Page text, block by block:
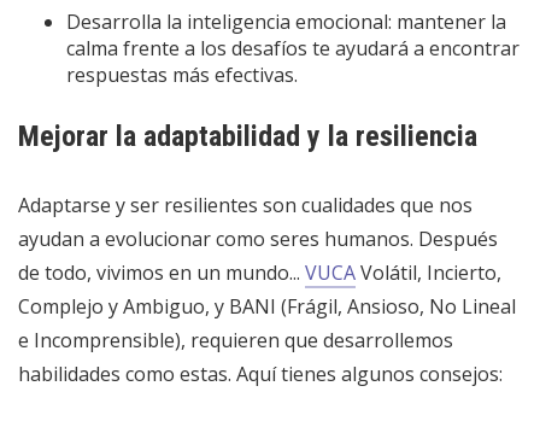
Desarrolla la inteligencia emocional: mantener la
calma frente a los desafíos te ayudará a encontrar
respuestas más efectivas.
Mejorar la adaptabilidad y la resiliencia
Adaptarse y ser resilientes son cualidades que nos
ayudan a evolucionar como seres humanos. Después
de todo, vivimos en un mundo... VUCAVolátil, Incierto,
Complejo y Ambiguo, y BANI (Frágil, Ansioso, No Lineal
e Incomprensible), requieren que desarrollemos
habilidades como estas. Aquí tienes algunos consejos: